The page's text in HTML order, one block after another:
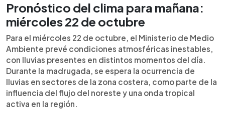
Pronóstico del clima para mañana:
miércoles 22 de octubre
Para el miércoles 22 de octubre, el Ministerio de Medio
Ambiente prevé condiciones atmosféricas inestables,
con lluvias presentes en distintos momentos del día.
Durante la madrugada, se espera la ocurrencia de
lluvias en sectores de la zona costera, como parte de la
influencia del flujo del noreste y una onda tropical
activa en la región.